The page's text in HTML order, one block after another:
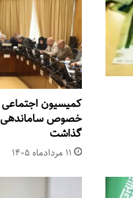
کمیسیون اجتماعی
خصوص ساماندهی
گذاشت
۱۱ مرداد‌ماه ۱۴۰۵